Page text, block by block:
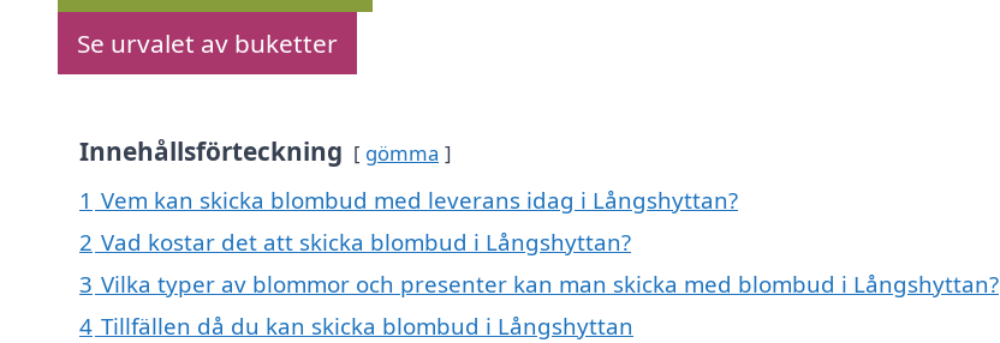
Se urvalet av buketter
Innehållsförteckning gömma
1 Vem kan skicka blombud med leverans idag i Långshyttan?
2 Vad kostar det att skicka blombud i Långshyttan?
3 Vilka typer av blommor och presenter kan man skicka med blombud i Långshyttan?
4 Tillfällen då du kan skicka blombud i Långshyttan